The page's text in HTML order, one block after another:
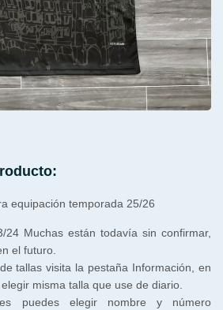
equipación temporada 25/26
24 Muchas están todavía sin confirmar,
el futuro.
tallas visita la pestaña Información, en
misma talla que use de diario.
puedes elegir nombre y número